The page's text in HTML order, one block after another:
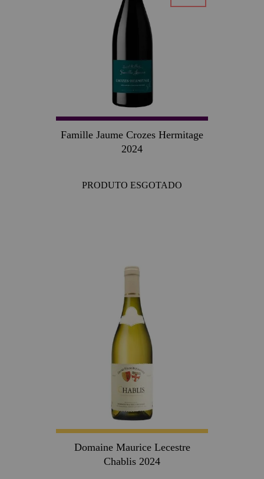
Famille Jaume Crozes Hermitage
2024
PRODUTO ESGOTADO
Domaine Maurice Lecestre
Chablis 2024